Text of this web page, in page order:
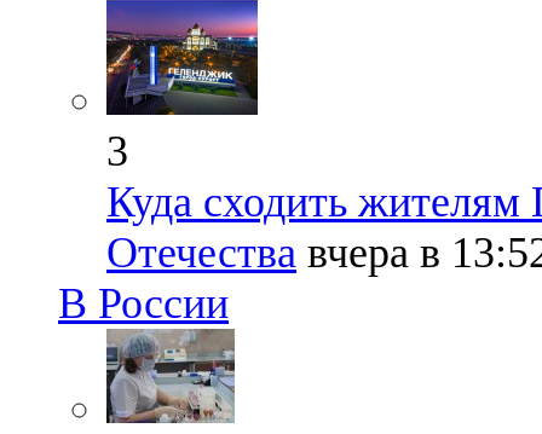
3
Куда сходить
Отечества вчера в
В России